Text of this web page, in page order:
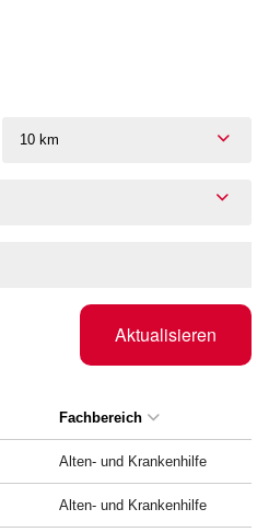
10 km
Aktualisieren
Fachbereich
Alten- und Krankenhilfe
Alten- und Krankenhilfe